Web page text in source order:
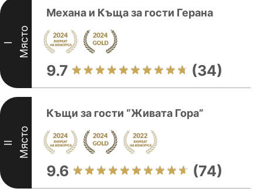
I Място
Механа и Къща за гости Герана
9.7 (34)
II Място
Къщи за гости “Живата Гора”
9.6 (74)